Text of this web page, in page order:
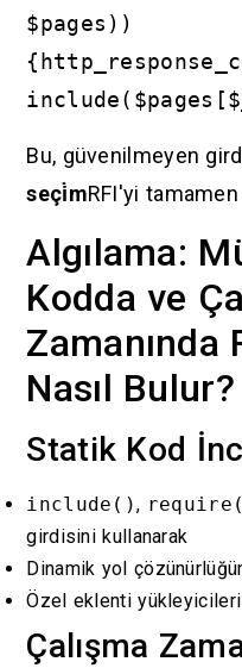
$pages))
Bu, güvenilmeyen
seçi̇mRFI'yi tamamen
Algılama:
Kodda ve
Zamanında
Nasıl Bulur?
Statik Kod
include(),
girdisini kullanarak
Dinamik yol
Özel eklenti yükleyicileri
Çalışma